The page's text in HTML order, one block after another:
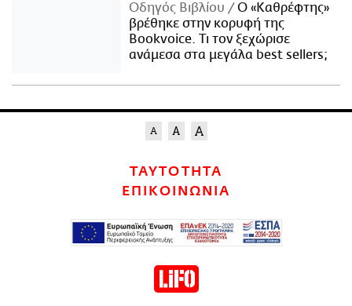
Οδηγός Βιβλίου
Ο «Καθρέφτης»
βρέθηκε στην κορυφή της
Bookvoice. Τι τον ξεχώρισε
ανάμεσα στα μεγάλα best sellers;
ΤΑΥΤΟΤΗΤΑ
ΕΠΙΚΟΙΝΩΝΙΑ